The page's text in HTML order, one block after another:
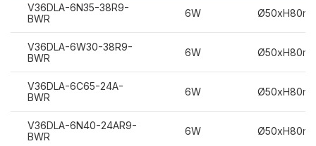
V36DLA-6N35-38R9-
BWR
6W
V36DLA-6W30-38R9-
BWR
6W
V36DLA-6C65-24A-
BWR
6W
V36DLA-6N40-24AR9-
BWR
6W